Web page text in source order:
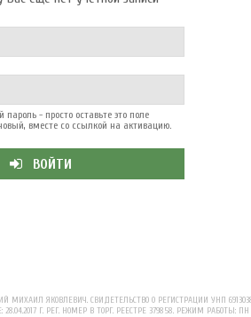
- просто оставьте это поле
вместе со ссылкой на активацию.
ВОЙТИ
ЯКОВЛЕВИЧ. СВИДЕТЕЛЬСТВО О РЕГИСТРАЦИИ УНП
Г. РЕГ. НОМЕР В ТОРГ. РЕЕСТРЕ 379858. РЕЖИМ РАБОТЫ: